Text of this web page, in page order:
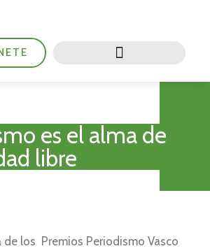
es el alma de
libre
de los Premios Periodismo Vasco